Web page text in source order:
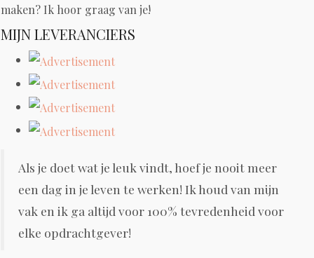
maken? Ik hoor graag van je!
MIJN LEVERANCIERS
Als je doet wat je leuk vindt, hoef je nooit meer
een dag in je leven te werken! Ik houd van mijn
vak en ik ga altijd voor 100% tevredenheid voor
elke opdrachtgever!